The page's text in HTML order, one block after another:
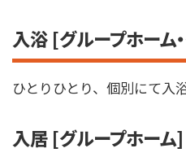
入浴 [グループホーム
ひとりひとり、個別にて入
入居 [グループホーム]